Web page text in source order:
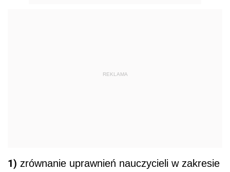
REKLAMA
1) zrównanie uprawnień nauczycieli w zakresie